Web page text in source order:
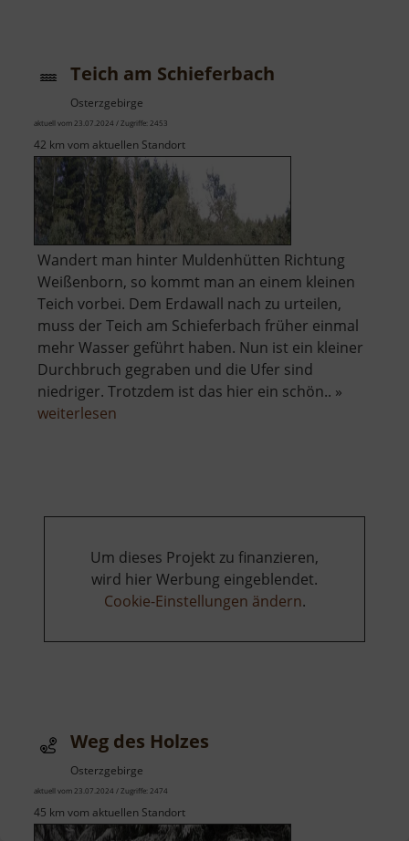
Teich am Schieferbach
Osterzgebirge
aktuell vom 23.07.2024 / Zugriffe: 2453
42 km vom aktuellen Standort
Wandert man hinter Muldenhütten Richtung
Weißenborn, so kommt man an einem kleinen
Teich vorbei. Dem Erdawall nach zu urteilen,
muss der Teich am Schieferbach früher einmal
mehr Wasser geführt haben. Nun ist ein kleiner
Durchbruch gegraben und die Ufer sind
niedriger. Trotzdem ist das hier ein schön.. »
weiterlesen
Um dieses Projekt zu finanzieren,
wird hier Werbung eingeblendet.
Cookie-Einstellungen ändern.
Weg des Holzes
Osterzgebirge
aktuell vom 23.07.2024 / Zugriffe: 2474
45 km vom aktuellen Standort